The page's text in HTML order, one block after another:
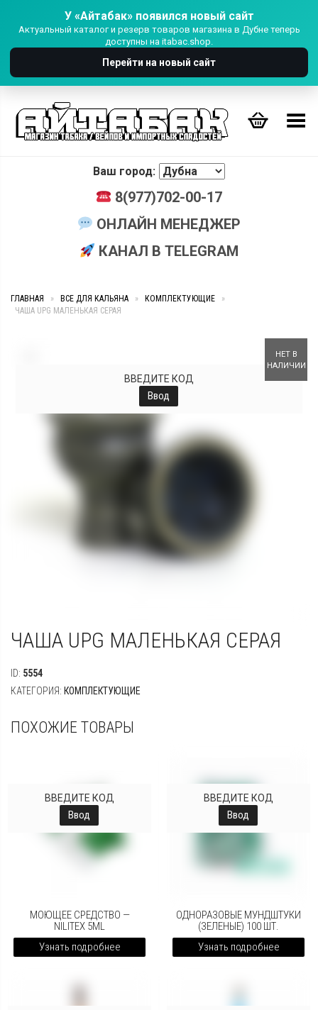
У «Айтабак» появился новый сайт
Актуальный каталог и резерв товаров магазина в Дубне теперь
доступны на itabac.shop.
Перейти на новый сайт
Переключить Меню
Ваш город:
8(977)702-00-17
ОНЛАЙН МЕНЕДЖЕР
КАНАЛ В TELEGRAM
ГЛАВНАЯ » ВСЕ ДЛЯ КАЛЬЯНА » КОМПЛЕКТУЮЩИЕ
»
ЧАША UPG МАЛЕНЬКАЯ СЕРАЯ
НЕТ В
НАЛИЧИИ
ВВЕДИТЕ КОД
Ввод
ЧАША UPG МАЛЕНЬКАЯ СЕРАЯ
ID: 5554
КАТЕГОРИЯ: КОМПЛЕКТУЮЩИЕ
ПОХОЖИЕ ТОВАРЫ
ВВЕДИТЕ КОД
Ввод
МОЮЩЕЕ СРЕДСТВО —
NILITEX 5ML
Узнать подробнее
ВВЕДИТЕ КОД
Ввод
ОДНОРАЗОВЫЕ МУНДШТУКИ
(ЗЕЛЕНЫЕ) 100 ШТ.
Узнать подробнее